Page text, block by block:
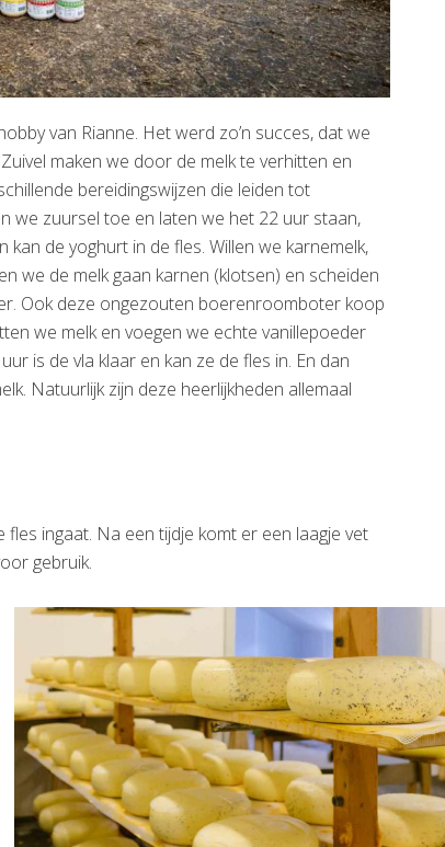
van Rianne. Het werd zo’n succes, dat we
maken we door de melk te verhitten en
bereidingswijzen die leiden tot
we zuursel toe en laten we het 22 uur staan,
de yoghurt in de fles. Willen we karnemelk,
we de melk gaan karnen (klotsen) en scheiden
Ook deze ongezouten boerenroomboter koop
we melk en voegen we echte vanillepoeder
is de vla klaar en kan ze de fles in. En dan
Natuurlijk zijn deze heerlijkheden allemaal
ingaat. Na een tijdje komt er een laagje vet
gebruik.